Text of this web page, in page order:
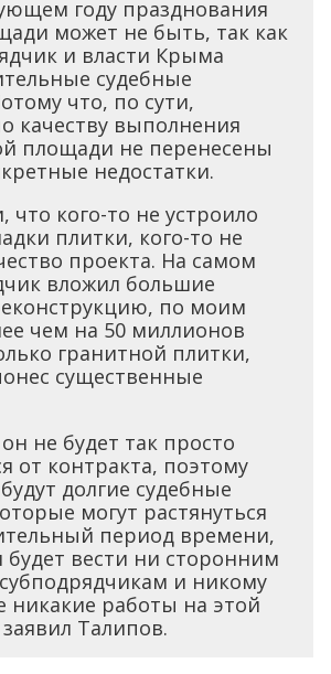
году празднования
может не быть, так как
и власти Крыма
судебные
что, по сути,
качеству выполнения
площади не перенесены
недостатки.
кого-то не устроило
плитки, кого-то не
проекта. На самом
вложил большие
по моим
чем на 50 миллионов
гранитной плитки,
существенные
не будет так просто
от контракта, поэтому
долгие судебные
могут растянуться
период времени,
будет вести ни сторонним
и никому
никакие работы на этой
Талипов.